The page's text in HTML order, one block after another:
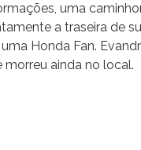
uma
a traseira de
Honda Fan.
morreu ainda no local.